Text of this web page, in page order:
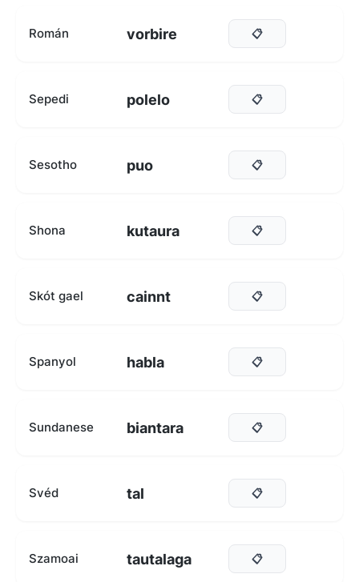
Román vorbire 📋
Sepedi polelo 📋
Sesotho puo 📋
Shona kutaura 📋
Skót gael cainnt 📋
Spanyol habla 📋
Sundanese biantara 📋
Svéd tal 📋
Szamoai tautalaga 📋